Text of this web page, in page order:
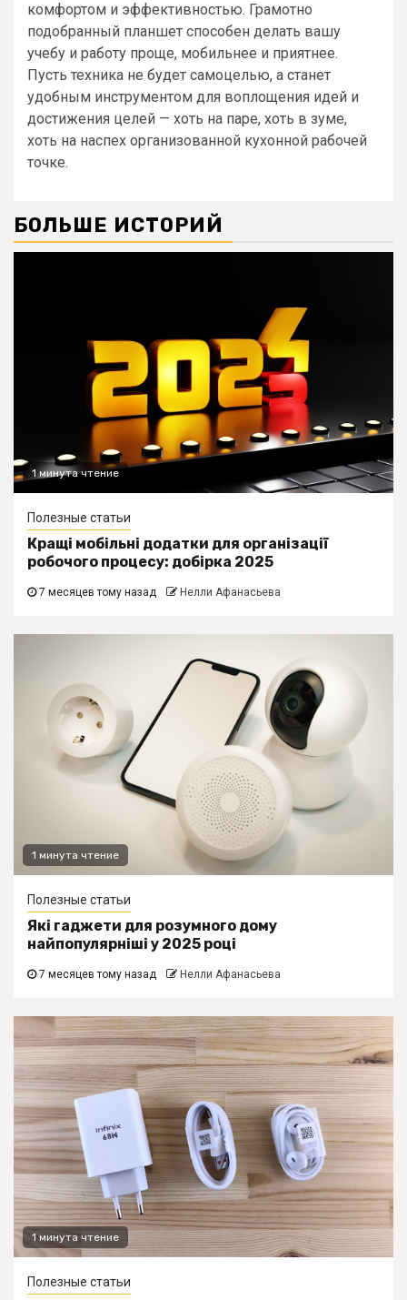
комфортом и эффективностью. Грамотно
подобранный планшет способен делать вашу
учебу и работу проще, мобильнее и приятнее.
Пусть техника не будет самоцелью, а станет
удобным инструментом для воплощения идей и
достижения целей — хоть на паре, хоть в зуме,
хоть на наспех организованной кухонной рабочей
точке.
БОЛЬШЕ ИСТОРИЙ
1 минута чтение
Полезные статьи
Кращі мобільні додатки для організації
робочого процесу: добірка 2025
7 месяцев тому назад Нелли Афанасьева
1 минута чтение
Полезные статьи
Які гаджети для розумного дому
найпопулярніші у 2025 році
7 месяцев тому назад Нелли Афанасьева
1 минута чтение
Полезные статьи